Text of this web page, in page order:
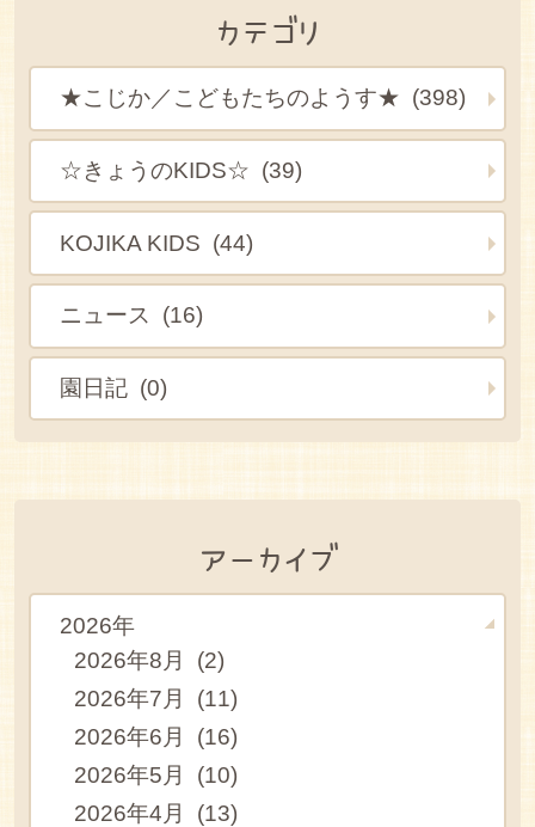
カテゴリ
★こじか／こどもたちのようす★ (398)
☆きょうのKIDS☆ (39)
KOJIKA KIDS (44)
ニュース (16)
園日記 (0)
アーカイブ
2026年
2026年8月 (2)
2026年7月 (11)
2026年6月 (16)
2026年5月 (10)
2026年4月 (13)